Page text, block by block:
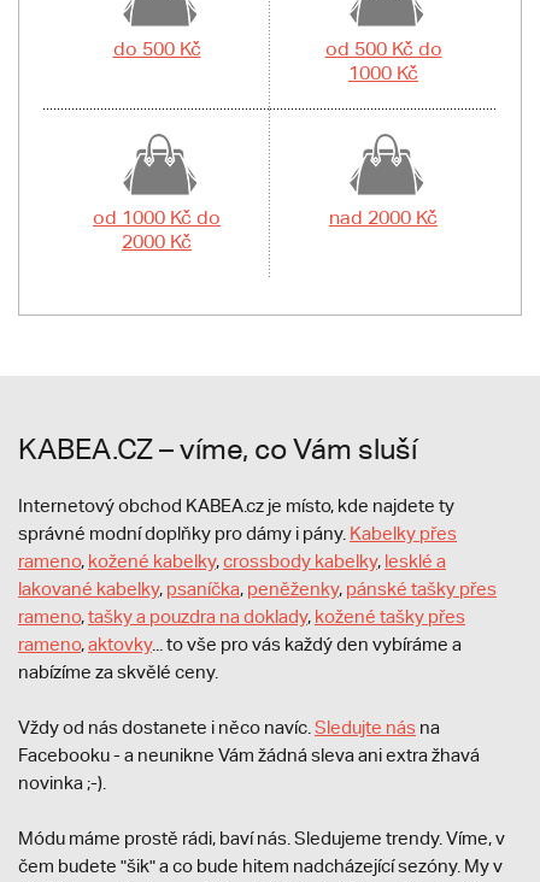
do 500 Kč
od 500 Kč do
1000 Kč
od 1000 Kč do
2000 Kč
nad 2000 Kč
KABEA.CZ – víme, co Vám sluší
Internetový obchod KABEA.cz je místo, kde najdete ty
správné modní doplňky pro dámy i pány. Kabelky přes
rameno, kožené kabelky,crossbody kabelky, lesklé a
lakované kabelky, psaníčka, peněženky, pánské tašky přes
rameno,tašky a pouzdra na doklady, kožené tašky přes
rameno,aktovky... to vše pro vás každý den vybíráme a
nabízíme za skvělé ceny.
Vždy od nás dostanete i něco navíc. Sledujte nás na
Facebooku - a neunikne Vám žádná sleva ani extra žhavá
novinka ;-).
Módu máme prostě rádi, baví nás. Sledujeme trendy. Víme, v
čem budete "šik" a co bude hitem nadcházející sezóny. My v